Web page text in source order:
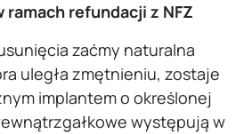
ramach refundacji z NFZ
zaćmy naturalna
uległa zmętnieniu, zostaje
implantem o określonej
występują w